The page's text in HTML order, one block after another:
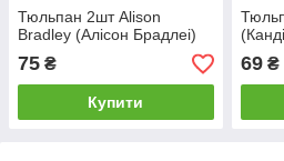
Тюльпан 2шт Alison
Bradley (Алісон Брадлеі)
75 ₴
Купити
69₴